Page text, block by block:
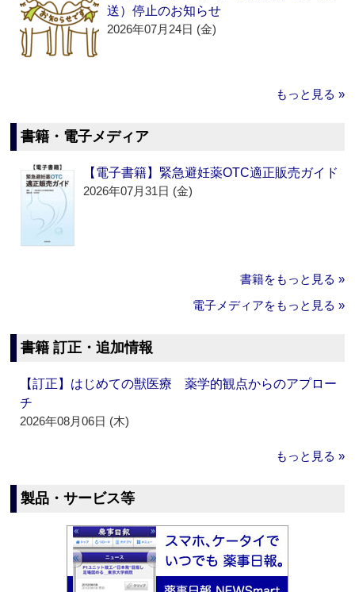
送）停止のお知らせ
2026年07月24日 (金)
もっと見る »
書籍・電子メディア
【電子書籍】緊急避妊薬OTC適正販売ガイド
2026年07月31日 (金)
書籍をもっと見る »
電子メディアをもっと見る »
書籍 訂正・追加情報
【訂正】はじめての獣医療 薬学的観点からのアプロー
チ
2026年08月06日 (木)
もっと見る »
製品・サービス等